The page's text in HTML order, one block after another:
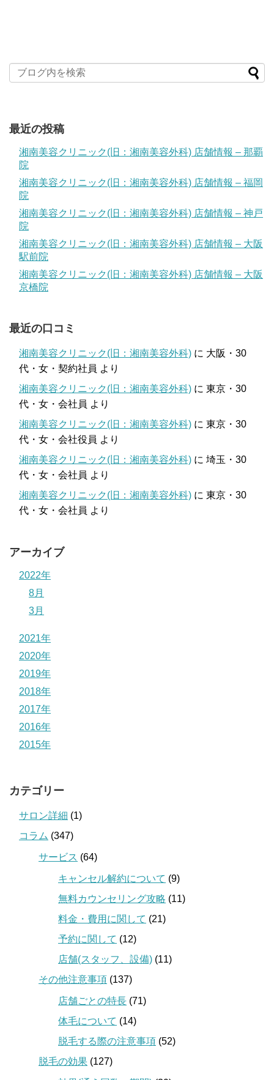
最近の投稿
湘南美容クリニック(旧：湘南美容外科) 店舗情報 – 那覇
院
湘南美容クリニック(旧：湘南美容外科) 店舗情報 – 福岡
院
湘南美容クリニック(旧：湘南美容外科) 店舗情報 – 神戸
院
湘南美容クリニック(旧：湘南美容外科) 店舗情報 – 大阪
駅前院
湘南美容クリニック(旧：湘南美容外科) 店舗情報 – 大阪
京橋院
最近の口コミ
湘南美容クリニック(旧：湘南美容外科) に 大阪・30
代・女・契約社員 より
湘南美容クリニック(旧：湘南美容外科) に 東京・30
代・女・会社員 より
湘南美容クリニック(旧：湘南美容外科) に 東京・30
代・女・会社役員 より
湘南美容クリニック(旧：湘南美容外科) に 埼玉・30
代・女・会社員 より
湘南美容クリニック(旧：湘南美容外科) に 東京・30
代・女・会社員 より
アーカイブ
2022年
8月
3月
2021年
2020年
2019年
2018年
2017年
2016年
2015年
カテゴリー
サロン詳細 (1)
コラム (347)
サービス (64)
キャンセル解約について (9)
無料カウンセリング攻略 (11)
料金・費用に関して (21)
予約に関して (12)
店舗(スタッフ、設備) (11)
その他注意事項 (137)
店舗ごとの特長 (71)
体毛について (14)
脱毛する際の注意事項 (52)
脱毛の効果 (127)